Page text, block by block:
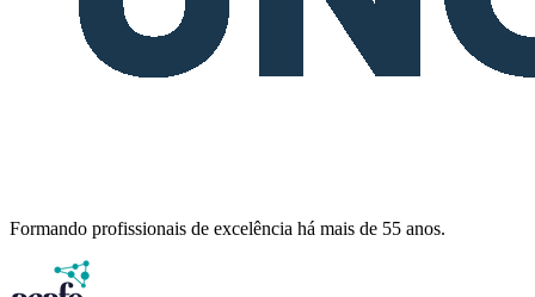
Formando profissionais de excelência há mais de 55 anos.